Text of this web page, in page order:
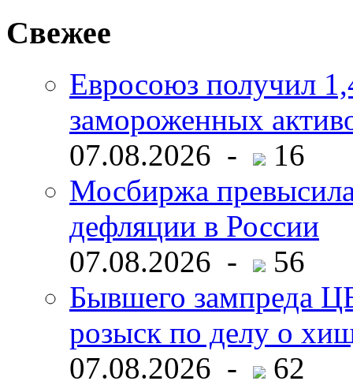
Свежее
Евросоюз получил
замороженных
07.08.2026 -
16
Мосбиржа
дефляции в России
07.08.2026 -
56
Бывшего зампреда
розыск по делу о
07.08.2026 -
62